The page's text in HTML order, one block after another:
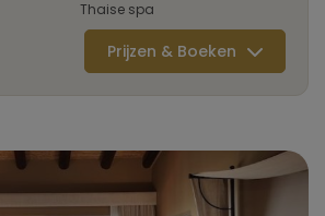
Thaise spa
Prijzen & Boeken